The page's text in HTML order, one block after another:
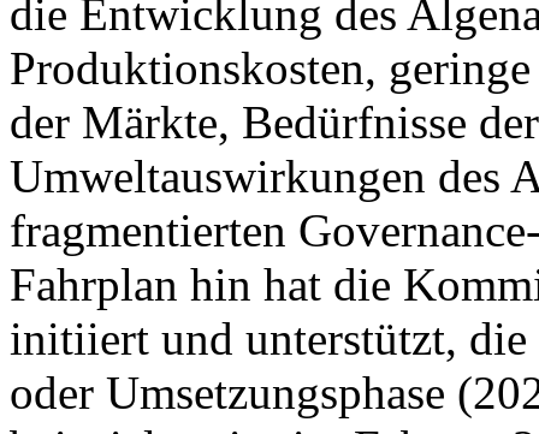
die Entwicklung des
Produktionskosten,
der Märkte, Bedürfnisse
Umweltauswirkungen des
fragmentierten
Fahrplan hin hat die
initiiert und unterstützt,
oder Umsetzungsphase